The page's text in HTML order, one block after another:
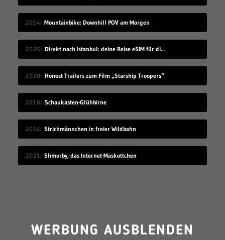
2014 Mountainbike: Downhill POV am Morgen
2025 Direkt nach Istanbul: deine Reise eSIM für die Türkei
2020 Honest Trailers zum Film „Starship Troopers“
2016 Schaukasten-Glühbirne
2014 Strichmännchen in freier Wildbahn
2021 Shmorby, das Internet-Maskottchen
WERBUNG AUSBLENDEN